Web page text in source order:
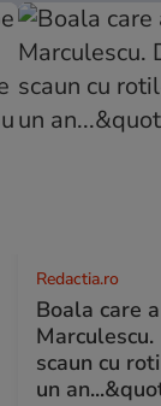
Redactia.ro
Boala care
scaun cu
un